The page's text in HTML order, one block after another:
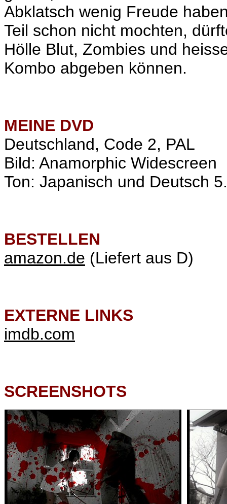
Abklatsch wenig Freude
Teil schon nicht mochten,
Hölle Blut, Zombies und
Kombo abgeben können.
MEINE DVD
Deutschland, Code 2, PAL
Bild: Anamorphic Widescreen
Ton: Japanisch und Deutsch
BESTELLEN
amazon.de (Liefert aus D)
EXTERNE LINKS
imdb.com
SCREENSHOTS